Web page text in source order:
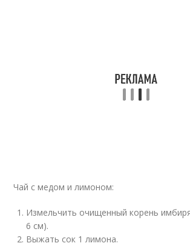
Чай с медом и лимоном:
Измельчить очищенный корень
6 см).
Выжать сок 1 лимона.